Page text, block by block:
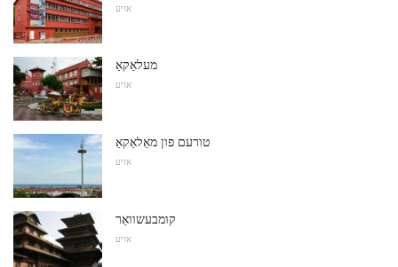
אזיע
מעלאַקאַ
אזיע
טורעם פון מאַלאַקאַ
אזיע
קומבעשוואַר
אזיע